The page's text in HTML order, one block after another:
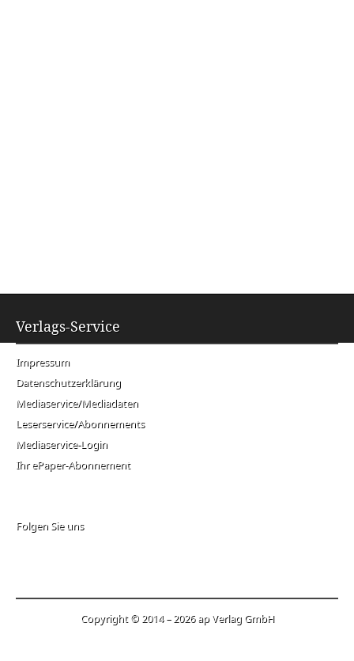
Verlags-Service
Impressum
Datenschutzerklärung
Mediaservice/Mediadaten
Leserservice/Abonnements
Mediaservice-Login
Ihr ePaper-Abonnement
Folgen Sie uns
Copyright © 2014 – 2026 ap Verlag GmbH